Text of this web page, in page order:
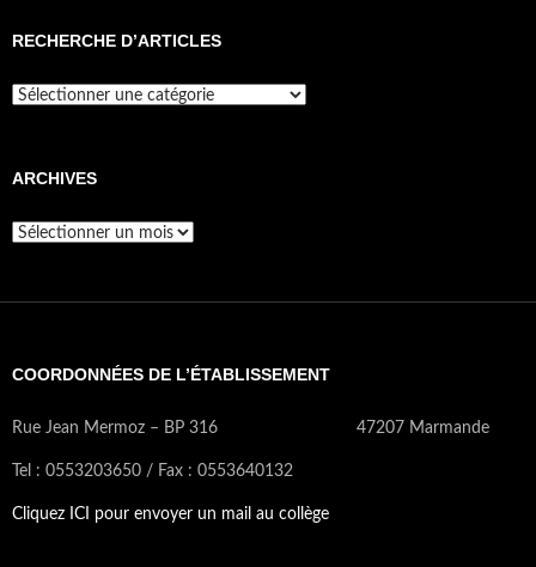
RECHERCHE D’ARTICLES
Recherche
ARCHIVES
Archives
COORDONNÉES DE L’ÉTABLISSEMENT
Rue Jean Mermoz – BP 316 47207 Marmande
Tel : 0553203650 / Fax : 0553640132
Cliquez ICI pour envoyer un mail au collège